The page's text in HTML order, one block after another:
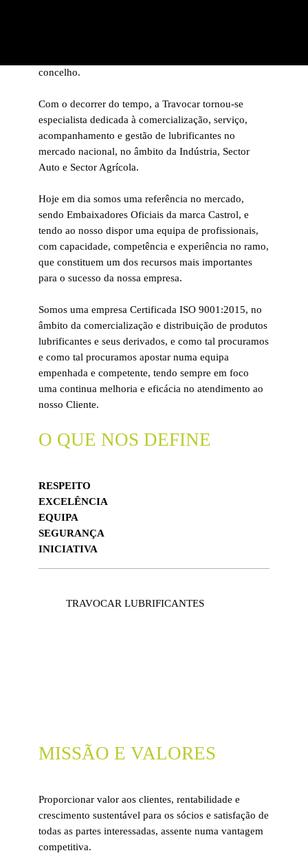
concelho.
Com o decorrer do tempo, a Travocar tornou-se
especialista dedicada à comercialização, serviço,
acompanhamento e gestão de lubrificantes no
mercado nacional, no âmbito da Indústria, Sector
Auto e Sector Agrícola.
Hoje em dia somos uma referência no mercado,
sendo Embaixadores Oficiais da marca Castrol, e
tendo ao nosso dispor uma equipa de profissionais,
com capacidade, competência e experiência no ramo,
que constituem um dos recursos mais importantes
para o sucesso da nossa empresa.
Somos uma empresa Certificada ISO 9001:2015, no
âmbito da comercialização e distribuição de produtos
lubrificantes e seus derivados, e como tal procuramos
e como tal procuramos apostar numa equipa
empenhada e competente, tendo sempre em foco
uma continua melhoria e eficácia no atendimento ao
nosso Cliente.
O QUE NOS DEFINE
RESPEITO
EXCELÊNCIA
EQUIPA
SEGURANÇA
INICIATIVA
TRAVOCAR LUBRIFICANTES
MISSÃO E VALORES
Proporcionar valor aos clientes, rentabilidade e
crescimento sustentável para os sócios e satisfação de
todas as partes interessadas, assente numa vantagem
competitiva.